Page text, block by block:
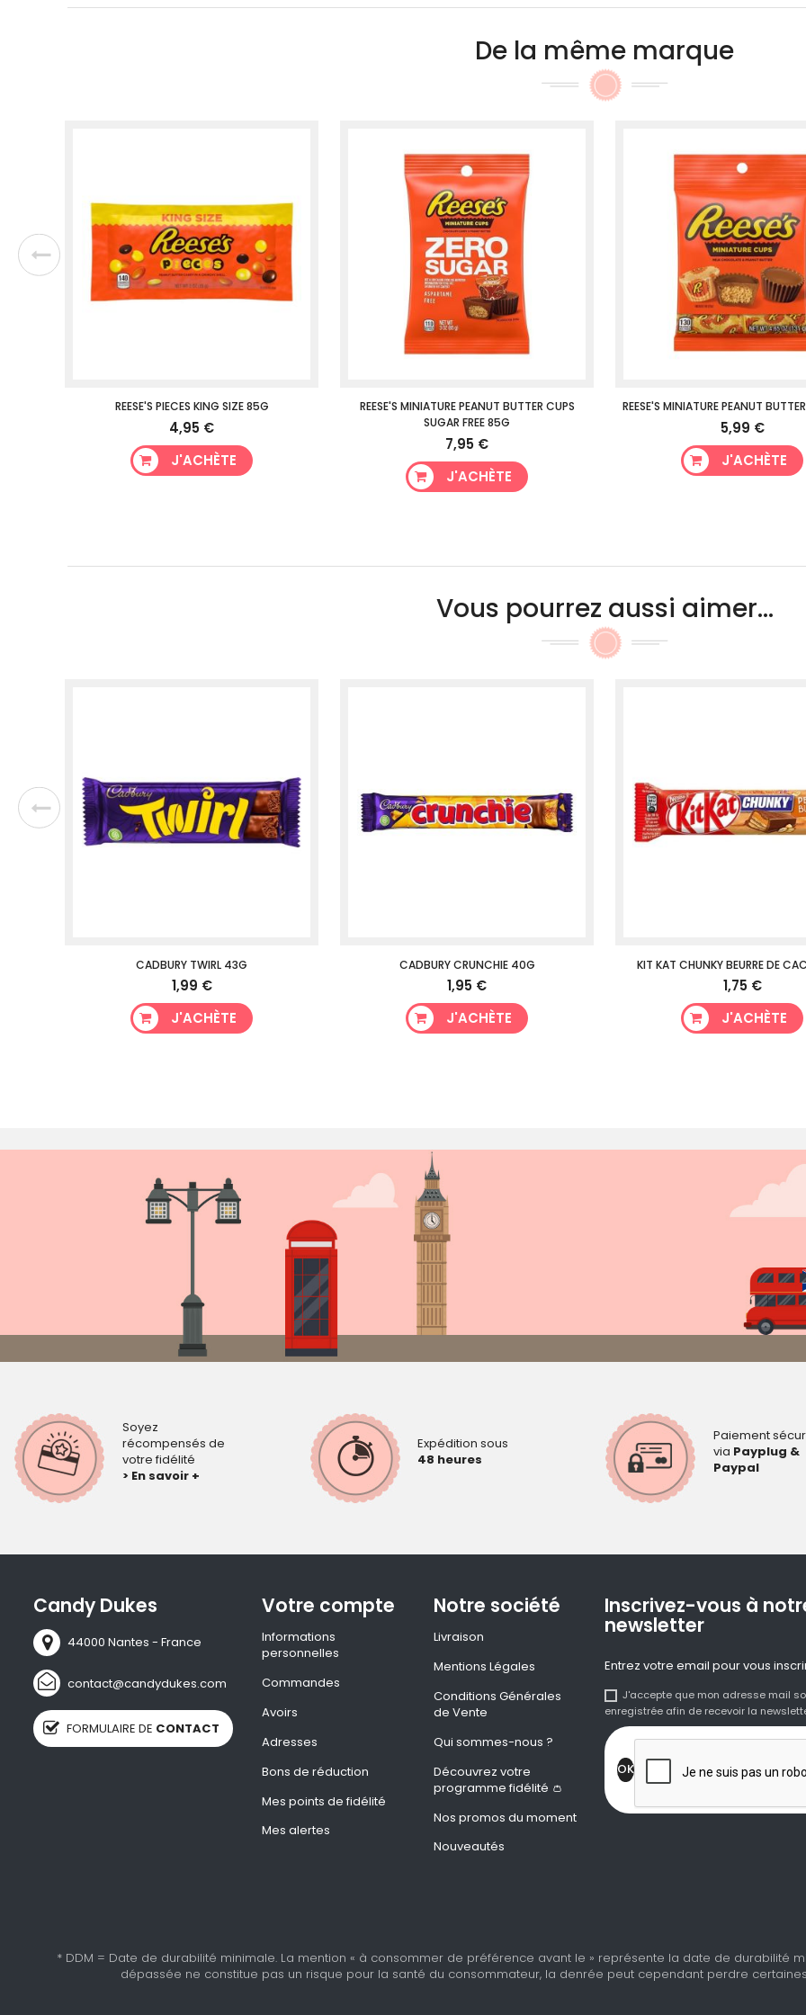
De la même marque
REESE'S PIECES KING SIZE 85G
4,95 €
J'ACHÈTE
REESE'S MINIATURE PEANUT BUTTER CUPS
SUGAR FREE 85G
7,95 €
J'ACHÈTE
REESE'S MINIATURE PEANUT
5,99 €
J'ACHÈTE
Vous pourrez aussi aimer...
CADBURY TWIRL 43G
1,99 €
J'ACHÈTE
CADBURY CRUNCHIE 40G
1,95 €
J'ACHÈTE
KIT KAT CHUNKY BEURRE DE
1,75 €
J'ACHÈTE
Soyez
récompensés de
votre fidélité
> En savoir +
Expédition sous
48 heures
Paiement
via Payplug &
Paypal
Candy Dukes
44000 Nantes - France
contact@candydukes.com
FORMULAIRE DE CONTACT
Votre compte
Informations
personnelles
Commandes
Avoirs
Adresses
Bons de réduction
Mes points de fidélité
Mes alertes
Notre société
Livraison
Mentions Légales
Conditions Générales
de Vente
Qui sommes-nous ?
Découvrez votre
programme fidélité 👛
Nos promos du moment
Nouveautés
Inscrivez-vous à
newsletter
Entrez votre email pour vous
J'accepte que mon adresse mail
enregistrée afin de recevoir la
* DDM = Date de durabilité minimale. La mention « à consommer de préférence avant le » représente la date de durabilité
dépassée ne constitue pas un risque pour la santé du consommateur, la denrée peut cependant perdre